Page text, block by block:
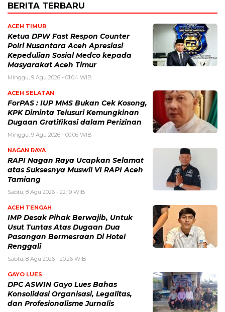
BERITA TERBARU
ACEH TIMUR
Ketua DPW Fast Respon Counter
Polri Nusantara Aceh Apresiasi
Kepedulian Sosial Medco kepada
Masyarakat Aceh Timur
Minggu, 9 Agu 2026 - 01:04 WIB
ACEH SELATAN
ForPAS : IUP MMS Bukan Cek Kosong,
KPK Diminta Telusuri Kemungkinan
Dugaan Gratifikasi dalam Perizinan
Minggu, 9 Agu 2026 - 00:06 WIB
NAGAN RAYA
RAPI Nagan Raya Ucapkan Selamat
atas Suksesnya Muswil VI RAPI Aceh
Tamiang
Sabtu, 8 Agu 2026 - 22:19 WIB
ACEH TENGAH
IMP Desak Pihak Berwajib, Untuk
Usut Tuntas Atas Dugaan Dua
Pasangan Bermesraan Di Hotel
Renggali
Sabtu, 8 Agu 2026 - 20:26 WIB
GAYO LUES
DPC ASWIN Gayo Lues Bahas
Konsolidasi Organisasi, Legalitas,
dan Profesionalisme Jurnalis